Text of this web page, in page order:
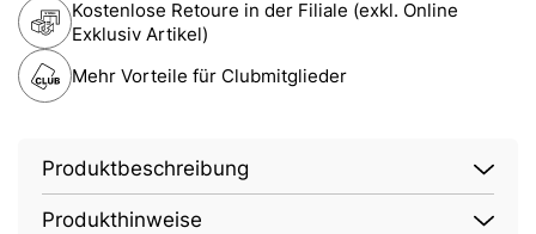
Kostenlose Retoure in der Filiale (exkl. Online
Exklusiv Artikel)
Mehr Vorteile für Clubmitglieder
Produktbeschreibung
Produkthinweise